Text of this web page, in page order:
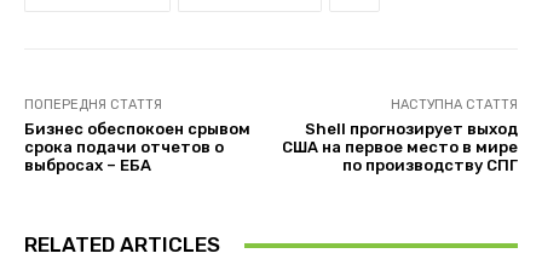
ПОПЕРЕДНЯ СТАТТЯ
Бизнес обеспокоен срывом
срока подачи отчетов о
выбросах – ЕБА
НАСТУПНА СТАТТЯ
Shell прогнозирует выход
США на первое место в мире
по производству СПГ
RELATED ARTICLES